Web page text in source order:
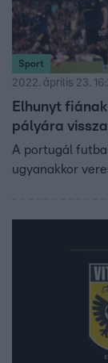
Sport
2022. április 23.
Elhunyt
pályára
A portugál
ugyanakkor